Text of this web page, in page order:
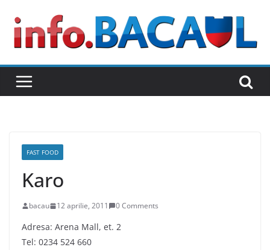
content
FAST FOOD
Karo
bacau 12 aprilie, 2011 0 Comments
Adresa: Arena Mall, et. 2
Tel: 0234 524 660